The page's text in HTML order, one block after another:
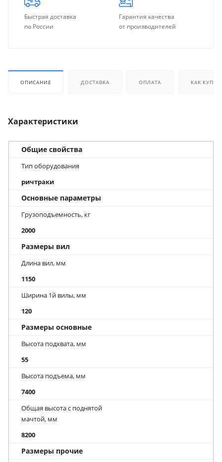
Быстрая доставка
по России
Гарантия качества
от производителей
ОПИСАНИЕ ДОСТАВКА ОПЛАТА КАК
Характеристики
Общие свойства
Тип оборудования
ричтраки
Основные параметры
Грузоподъемность, кг
2000
Размеры вил
Длина вил, мм
1150
Ширина 1й вилы, мм
120
Размеры основные
Высота подхвата, мм
55
Высота подъема, мм
7400
Общая высота с поднятой
мачтой, мм
8200
Размеры прочие